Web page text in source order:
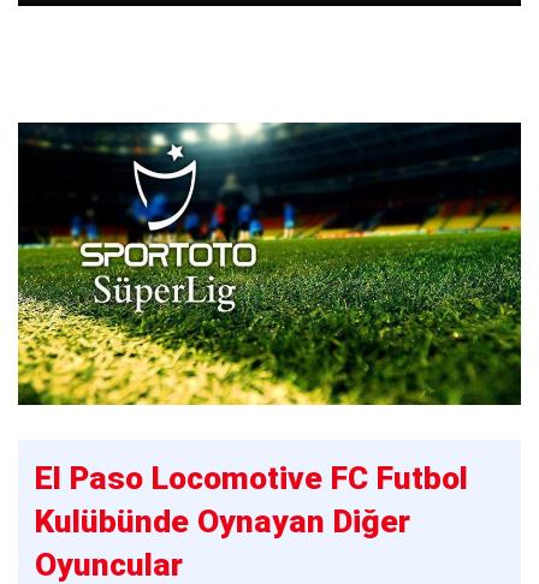
El Paso Locomotive FC Futbol
Kulübünde Oynayan Diğer
Oyuncular